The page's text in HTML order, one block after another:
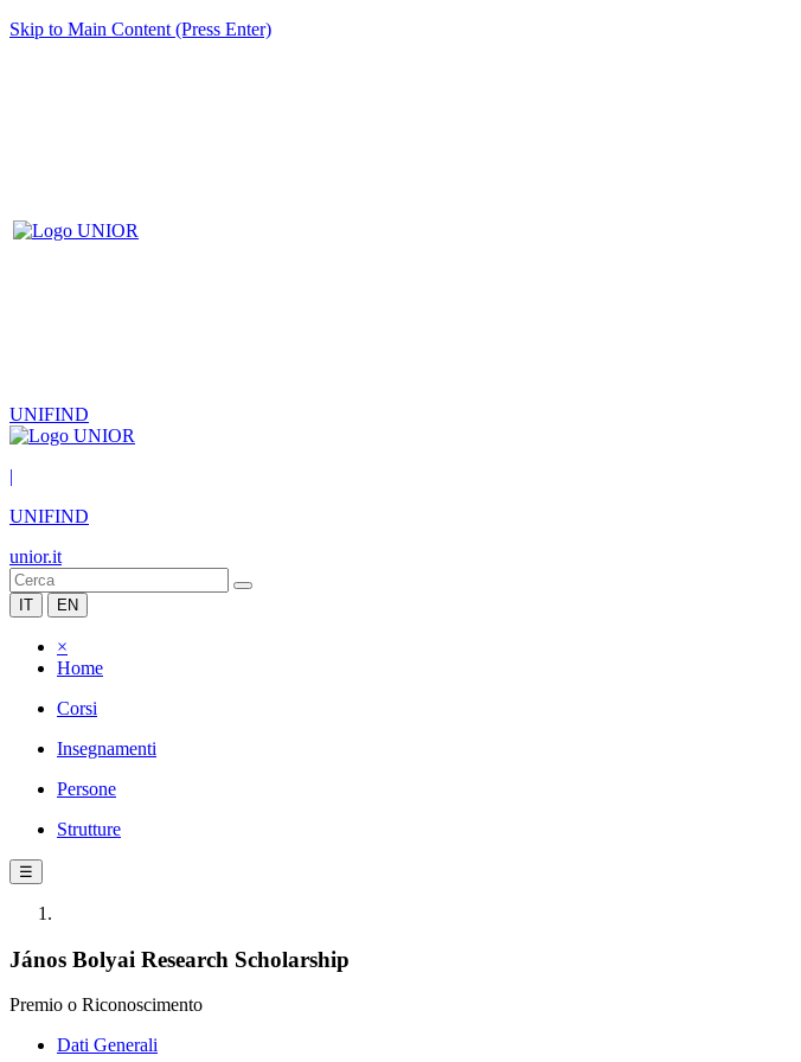
Skip to Main Content (Press Enter)
UNIFIND
|
UNIFIND
unior.it
IT EN
×
Home
Corsi
Insegnamenti
Persone
Strutture
☰
János Bolyai Research Scholarship
Premio o Riconoscimento
Dati Generali